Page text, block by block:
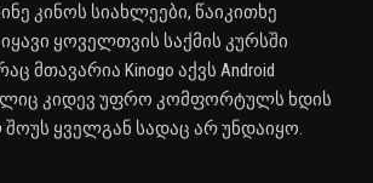
კინოს სიახლეები, წაიკითხე
ყოველთვის საქმის კურსში
მთავარია Kinogo აქვს Android
კიდევ უფრო კომფორტულს ხდის
ყველგან სადაც არ უნდაიყო.